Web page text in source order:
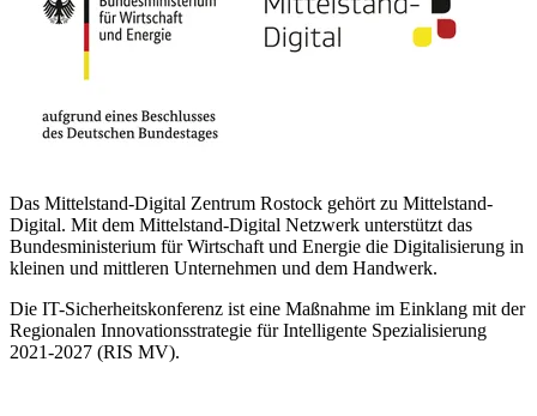
Das Mittelstand-Digital Zentrum Rostock gehört zu Mittelstand-
Digital. Mit dem Mittelstand-Digital Netzwerk unterstützt das
Bundesministerium für Wirtschaft und Energie die Digitalisierung in
kleinen und mittleren Unternehmen und dem Handwerk.
Die IT-Sicherheitskonferenz ist eine Maßnahme im Einklang mit der
Regionalen Innovationsstrategie für Intelligente Spezialisierung
2021-2027 (RIS MV).